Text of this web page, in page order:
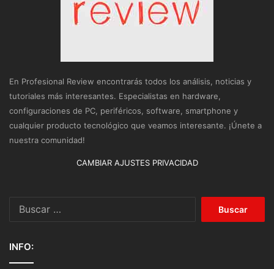
En Profesional Review encontrarás todos los análisis, noticias y
tutoriales más interesantes. Especialistas en hardware,
configuraciones de PC, periféricos, software, smartphone y
cualquier producto tecnológico que veamos interesante. ¡Únete a
nuestra comunidad!
CAMBIAR AJUSTES PRIVACIDAD
INFO: